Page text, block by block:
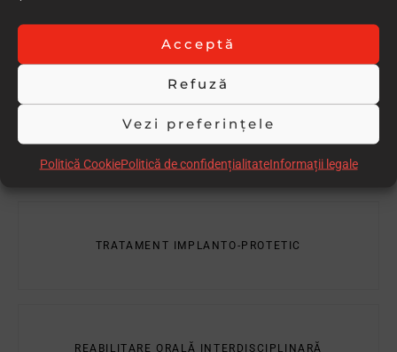
Acceptă
Refuză
Vezi preferințele
Politică CookiePolitică de confidențialitateInformații legale
RESTAURARE CORONARĂ EXTINSĂ
TRATAMENT PEDODONTIC
TRATAMENT IMPLANTO-PROTETIC
REABILITARE ORALĂ INTERDISCIPLINARĂ